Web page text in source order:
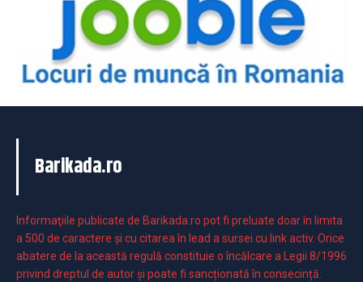
Barikada.ro
Informaţiile publicate de Barikada.ro pot fi preluate doar în limita
a 500 de caractere şi cu citarea în lead a sursei cu link activ. Orice
abatere de la această regulă constituie o încălcare a Legii 8/1996
privind dreptul de autor și poate fi sancționată în consecință.